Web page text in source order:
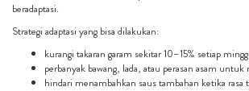
beradaptasi.
Strategi adaptasi yang bisa dilakukan:
kurangi takaran garam sekitar 10–15% setiap
perbanyak bawang, lada, atau perasan asam
hindari menambahkan saus tambahan ketika rasa